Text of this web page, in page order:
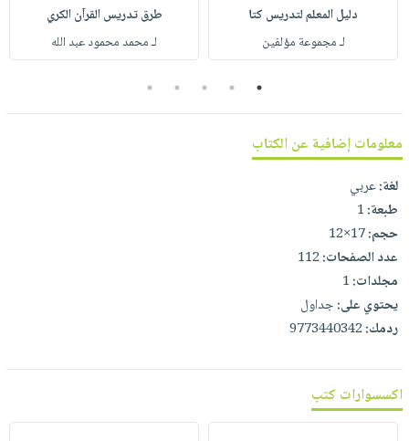
صابون
أطفال
مناسبات
فيديوهات
أسئلة
خدمات
نيل
انشر
كتابك
تواصل
معنا
التسوق
الإصدارات
دليل المعلم لتدريس كتا
لـ مجموعة مؤلفين
طرق تدريس القرآن الكري
لـ محمد محمود عبد الله
1
2
3
4
5
معلومات إضافية عن الكتاب
لغة:عربي
طبعة:1
حجم:17×12
عدد الصفحات:112
مجلدات:1
يحتوي على:جداول
ردمك:9773440342
اكسسوارات كتب